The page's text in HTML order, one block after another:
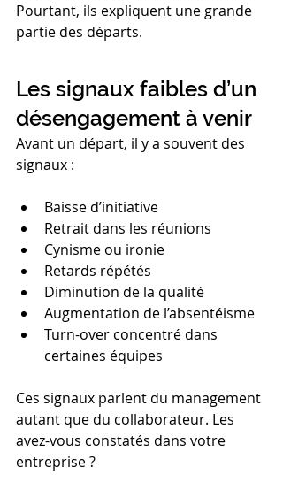
Pourtant, ils expliquent une grande
partie des départs.
Les signaux faibles d’un
désengagement à venir
Avant un départ, il y a souvent des
signaux :
Baisse d’initiative
Retrait dans les réunions
Cynisme ou ironie
Retards répétés
Diminution de la qualité
Augmentation de l’absentéisme
Turn-over concentré dans
certaines équipes
Ces signaux parlent du management
autant que du collaborateur. Les
avez-vous constatés dans votre
entreprise ?